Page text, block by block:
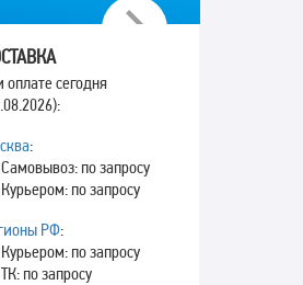
Next
оплате сегодня
:
по запросу
по запросу
РФ:
по запросу
по запросу